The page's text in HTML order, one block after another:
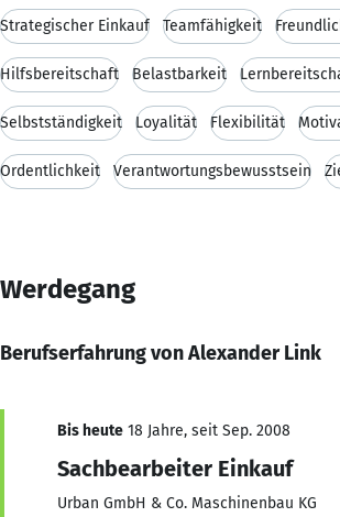
Strategischer Einkauf Teamfähigkeit
Hilfsbereitschaft Belastbarkeit
Selbstständigkeit Loyalität Flexibilität
Ordentlichkeit Verantwortungsbewusstsein
Werdegang
Berufserfahrung von Alexander Link
Bis heute 18 Jahre, seit Sep. 2008
Sachbearbeiter Einkauf
Urban GmbH & Co. Maschinenbau KG